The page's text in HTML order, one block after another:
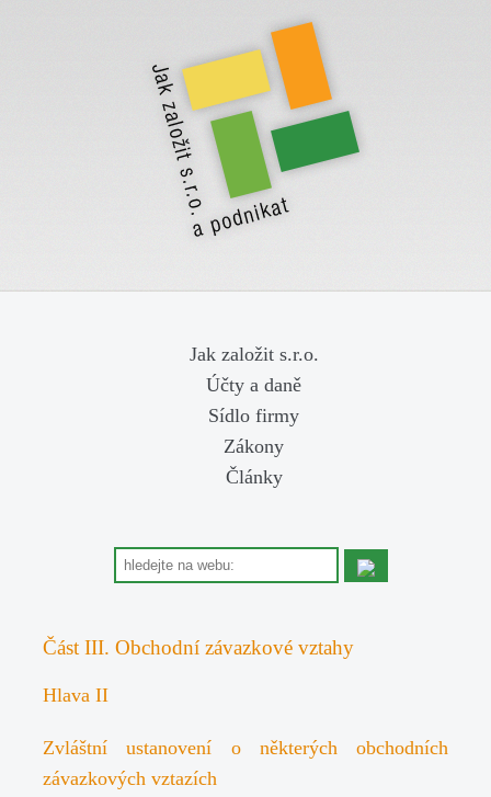
Jak založit s.r.o.
Účty a daně
Sídlo firmy
Zákony
Články
Část III. Obchodní závazkové vztahy
Hlava II
Zvláštní ustanovení o některých obchodních
závazkových vztazích